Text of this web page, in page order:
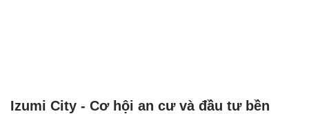
Izumi City - Cơ hội an cư và đầu tư bền